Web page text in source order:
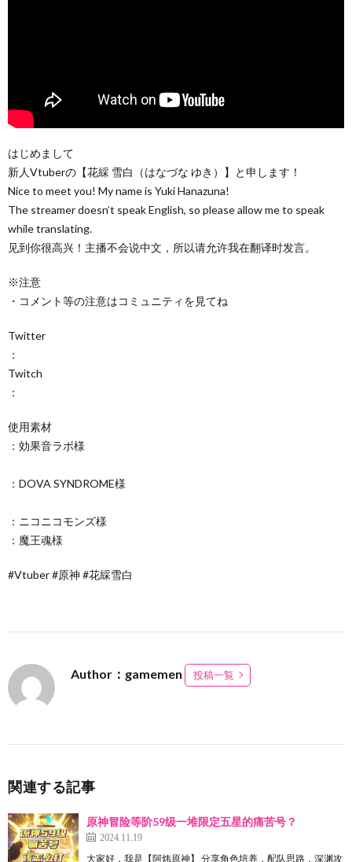
はじめまして
新人Vtuberの【花綵 雪白（はなづな ゆき）】と申します！
Nice to meet you! My name is Yuki Hanazuna!
The streamer doesn’t speak English, so please allow me to speak
while translating.
见到你很高兴！主播不会说中文，所以请允许我在翻译时发言。
※注意
・コメント等の注意はコミュニティを見てね
Twitter
：
Twitch
：
使用素材
：効果音ラボ様
：DOVA SYNDROME様
：ニコニコモンズ様
：魔王魂様
#Vtuber #原神 #花綵雪白
Author：gamemen 投稿一覧
関連する記事
原神冒险等阶59级一堆限定五星的痛苦号？
2024.11.19
大家好，我是【阿炜原神】 分享角色培养，配队思路，深渊攻